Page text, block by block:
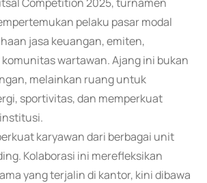
pelaku pasar modal
jasa keuangan, emiten,
wartawan. Ajang ini bukan
melainkan ruang untuk
sportivitas, dan memperkuat
karyawan dari berbagai unit
Kolaborasi ini merefleksikan
yang terjalin di kantor, kini dibawa